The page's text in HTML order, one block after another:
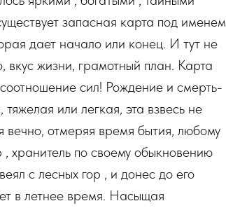
запасная карта под именем
дает начало или конец. И тут не
вкус жизни, грамотный план. Карта
сил! Рождение и смерть-
или легкая, эта взвесь не
отмеряя время бытия, любому
хранитель по своему обыкновению
с лесных гор , и донес до его
в летнее время. Насыщая